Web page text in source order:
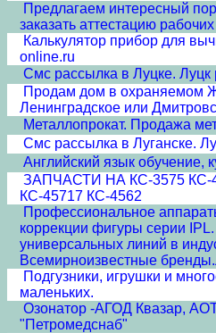
Предлагаем интересный
заказать аттестацию
Калькулятор прибор для
online.ru
Смс рассылка в Луцке. Луцк
Продам дом в охраняемом
Ленинградское или
Металлопрокат. Продажа
Смс рассылка в Луганске.
Английский язык обучение,
ЗАПЧАСТИ НА КС-3575
КС-45717 КС-4562
Профессиональное
коррекции фигуры серии
универсальных линий в
Всемирноизвестные
Подгузники, игрушки и
маленьких.
Озонатор -АГОД Квазар,
"Петромедснаб"